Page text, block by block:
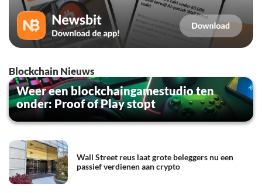
Blockchain Nieuws
Weer een blockchaingamestudio ten
onder: Proof of Play stopt
Wall Street reus laat grote beleggers nu een
passief verdienen aan crypto